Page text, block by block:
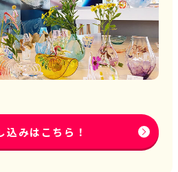
込みはこちら！